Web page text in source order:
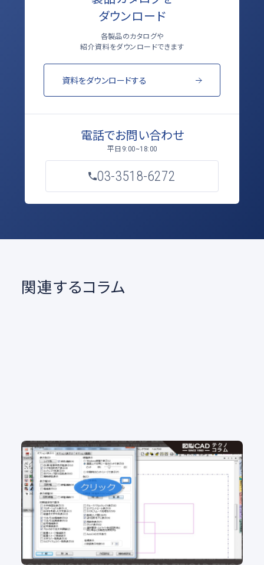
ダウンロード
各製品のカタログや
紹介資料をダウンロードできます
資料をダウンロードする
電話でお問い合わせ
平日 9:00~18:00
03-3518-6272
関連するコラム
No.102 図面の背景色 白派？黒派？ 背景色をカ
ンタン変更
2D CAD